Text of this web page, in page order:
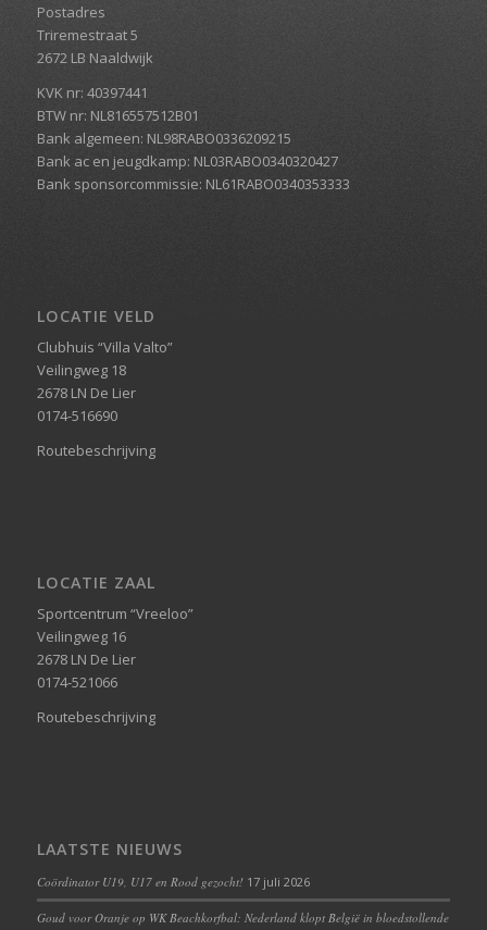
Postadres
Triremestraat 5
2672 LB Naaldwijk
KVK nr: 40397441
BTW nr: NL816557512B01
Bank algemeen: NL98RABO0336209215
Bank ac en jeugdkamp: NL03RABO0340320427
Bank sponsorcommissie: NL61RABO0340353333
LOCATIE VELD
Clubhuis “Villa Valto”
Veilingweg 18
2678 LN De Lier
0174-516690
Routebeschrijving
LOCATIE ZAAL
Sportcentrum “Vreeloo”
Veilingweg 16
2678 LN De Lier
0174-521066
Routebeschrijving
LAATSTE NIEUWS
Coördinator U19, U17 en Rood gezocht! 17 juli 2026
Goud voor Oranje op WK Beachkorfbal: Nederland klopt België in bloedstollende